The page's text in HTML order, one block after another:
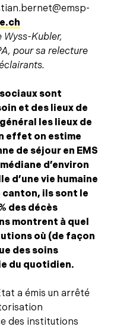
Kubler,
pour sa relecture
sont
et des lieux de
les lieux de
effet on estime
de séjour en EMS
d’environ
d’une vie humaine
canton, ils sont le
des décès
montrent à quel
où (de façon
des soins
du quotidien.
a émis un arrêté
des institutions